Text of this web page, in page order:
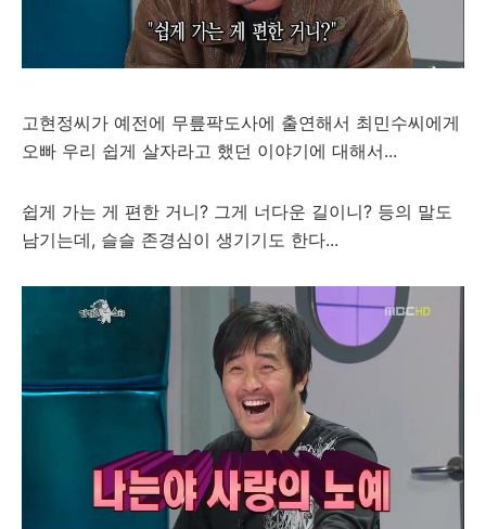
고현정씨가 예전에 무릎팍도사에 출연해서 최민수씨에게
오빠 우리 쉽게 살자라고 했던 이야기에 대해서...
쉽게 가는 게 편한 거니? 그게 너다운 길이니? 등의 말도
남기는데, 슬슬 존경심이 생기기도 한다...